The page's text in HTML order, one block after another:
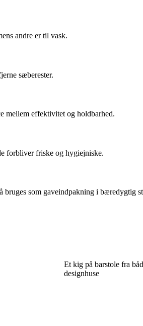
andre er til vask.
sæberester.
mellem effektivitet og holdbarhed.
forbliver friske og hygiejniske.
bruges som gaveindpakning i bæredygtig
Et kig på barstole fra
designhuse